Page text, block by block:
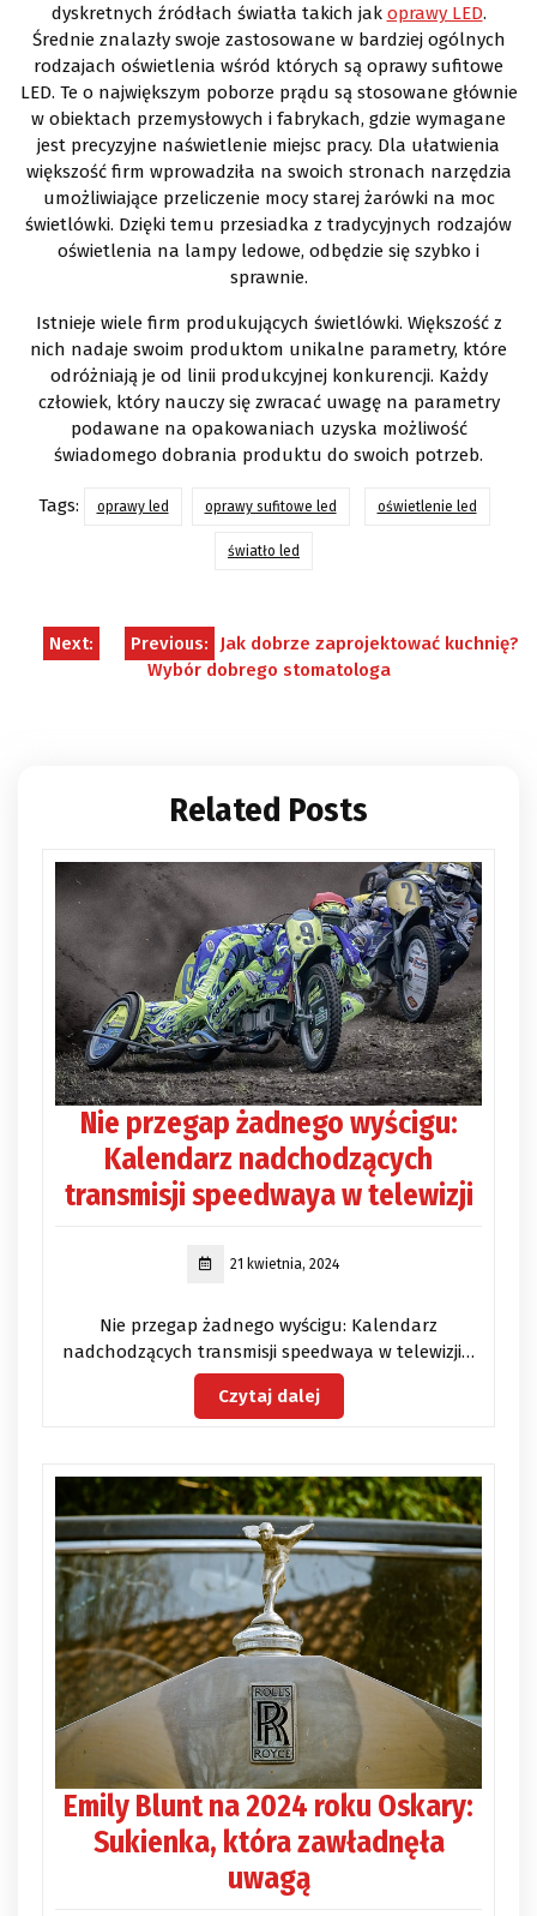
dyskretnych źródłach światła takich jak oprawy LED.
Średnie znalazły swoje zastosowane w bardziej ogólnych
rodzajach oświetlenia wśród których są oprawy sufitowe
LED. Te o największym poborze prądu są stosowane głównie
w obiektach przemysłowych i fabrykach, gdzie wymagane
jest precyzyjne naświetlenie miejsc pracy. Dla ułatwienia
większość firm wprowadziła na swoich stronach narzędzia
umożliwiające przeliczenie mocy starej żarówki na moc
świetlówki. Dzięki temu przesiadka z tradycyjnych rodzajów
oświetlenia na lampy ledowe, odbędzie się szybko i
sprawnie.
Istnieje wiele firm produkujących świetlówki. Większość z
nich nadaje swoim produktom unikalne parametry, które
odróżniają je od linii produkcyjnej konkurencji. Każdy
człowiek, który nauczy się zwracać uwagę na parametry
podawane na opakowaniach uzyska możliwość
świadomego dobrania produktu do swoich potrzeb.
Tags: oprawy led oprawy sufitowe led oświetlenie led
światło led
Nawigacja
Previous: Jak dobrze zaprojektować kuchnię?
Next:
Wybór dobrego stomatologa
Related Posts
Nie przegap żadnego wyścigu:
Kalendarz nadchodzących
transmisji speedwaya w telewizji
21 kwietnia, 2024
Nie przegap żadnego wyścigu: Kalendarz
nadchodzących transmisji speedwaya w telewizji…
Czytaj dalej
Emily Blunt na 2024 roku Oskary:
Sukienka, która zawładnęła
uwagą